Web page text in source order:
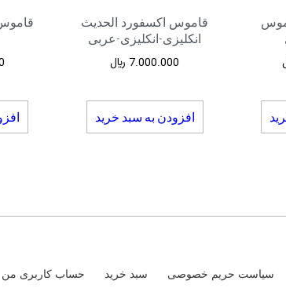
قاموس اکسفورد الحدیث
انکلیزی-انکلیزی-عربی
7.000.000 ﷼
افزودن به سبد خرید
سیاست حریم خصوصی سبد خرید حساب کاربری من